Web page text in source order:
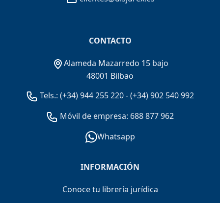
CONTACTO
Alameda Mazarredo 15 bajo
48001 Bilbao
Tels.: (+34) 944 255 220-(+34) 902 540 992
Móvil de empresa: 688 877 962
Whatsapp
INFORMACIÓN
Conoce tu librería jurídica